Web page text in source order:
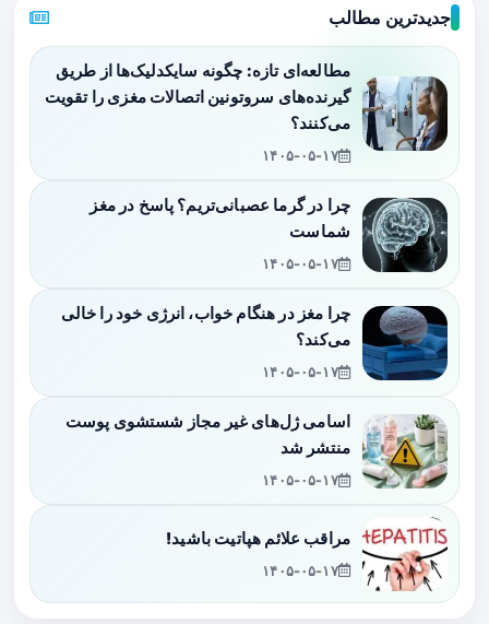
جدیدترین مطالب
مطالعه‌ای تازه: چگونه سایکدلیک‌ها از طریق
گیرنده‌های سروتونین اتصالات مغزی را تقویت
می‌کنند؟
۱۴۰۵-۰۵-۱۷
چرا در گرما عصبانی‌تریم؟ پاسخ در مغز
شماست
۱۴۰۵-۰۵-۱۷
چرا مغز در هنگام خواب، انرژی خود را خالی
می‌کند؟
۱۴۰۵-۰۵-۱۷
اسامی ژل‌های غیر مجاز شستشوی پوست
منتشر شد
۱۴۰۵-۰۵-۱۷
مراقب علائم هپاتیت باشید!
۱۴۰۵-۰۵-۱۷